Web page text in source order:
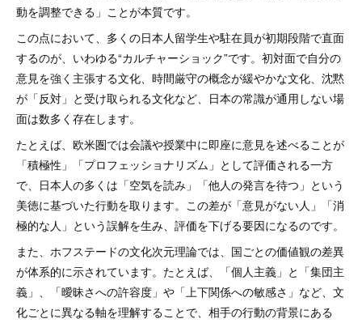
動を調整できる」ことが本質です。
この点において、多くの日本人留学生や駐在員が初期段階で直面
するのが、いわゆる“カルチャーショック”です。初対面で自分の
意見を強く主張する文化、時間厳守の概念が緩やかな文化、沈黙
が「反対」と受け取られる文化など、日本の常識が通用しない場
面は数多く存在します。
たとえば、欧米圏では会議や授業中に即座に意見を述べることが
「積極性」「プロフェッショナリズム」として評価される一方
で、日本人の多くは「空気を読み」「他人の発言を待つ」という
美徳に基づいた行動を取ります。この差が「意見がない人」「消
極的な人」という誤解を生み、評価を下げる要因になるのです。
また、ホフステードの文化次元理論では、国ごとの価値観の差異
が体系的に示されています。たとえば、「個人主義」と「集団主
義」、「曖昧さへの許容度」や「上下関係への敏感さ」など、文
化ごとに異なる軸を理解することで、相手の行動の背景にある